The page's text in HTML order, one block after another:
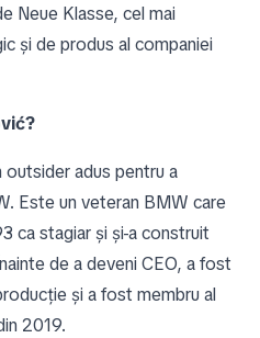
Neue Klasse, cel mai
și de produs al companiei
outsider adus pentru a
Este un veteran BMW care
ca stagiar și și-a construit
de a deveni CEO, a fost
și a fost membru al
2019.